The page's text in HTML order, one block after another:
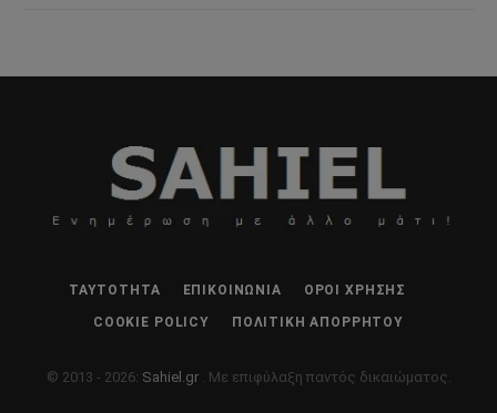
ΤΑΥΤΌΤΗΤΑ ΕΠΙΚΟΙΝΩΝΊΑ ΌΡΟΙ ΧΡΉΣΗΣ
COOKIE POLICY ΠΟΛΙΤΙΚΉ ΑΠΟΡΡΉΤΟΥ
© 2013 - 2026: Sahiel.gr . Με επιφύλαξη παντός δικαιώματος.